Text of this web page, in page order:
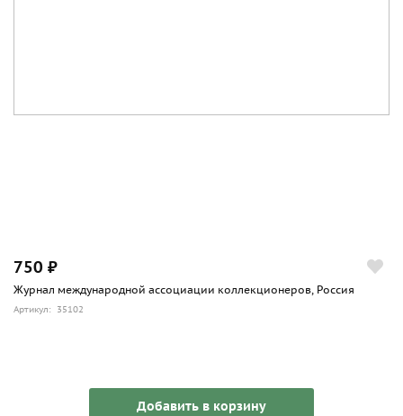
750 ₽
Журнал международной ассоциации коллекционеров, Россия
Артикул: 35102
Добавить в корзину